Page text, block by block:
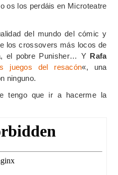
os los perdáis en Microteatre
del mundo del cómic y
los crossovers más locos de
el pobre Punisher… Y Rafa
juegos del resacón«, una
ninguno.
tengo que ir a hacerme la